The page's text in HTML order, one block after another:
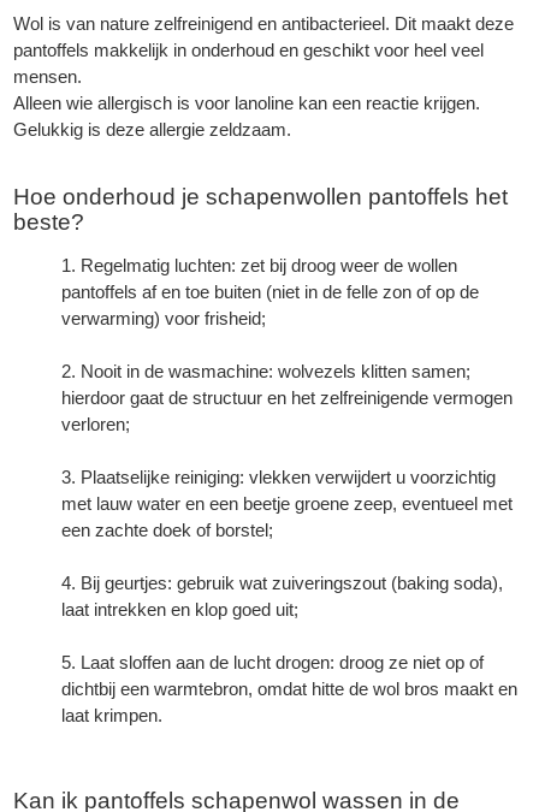
Wol is van nature zelfreinigend en antibacterieel. Dit maakt deze
pantoffels makkelijk in onderhoud en geschikt voor heel veel
mensen.
Alleen wie allergisch is voor lanoline kan een reactie krijgen.
Gelukkig is deze allergie zeldzaam.
Hoe onderhoud je schapenwollen pantoffels het
beste?
Regelmatig luchten: zet bij droog weer de wollen
pantoffels af en toe buiten (niet in de felle zon of op de
verwarming) voor frisheid;
Nooit in de wasmachine: wolvezels klitten samen;
hierdoor gaat de structuur en het zelfreinigende vermogen
verloren;
Plaatselijke reiniging: vlekken verwijdert u voorzichtig
met lauw water en een beetje groene zeep, eventueel met
een zachte doek of borstel;
Bij geurtjes: gebruik wat zuiveringszout (baking soda),
laat intrekken en klop goed uit;
Laat sloffen aan de lucht drogen: droog ze niet op of
dichtbij een warmtebron, omdat hitte de wol bros maakt en
laat krimpen.
Kan ik pantoffels schapenwol wassen in de